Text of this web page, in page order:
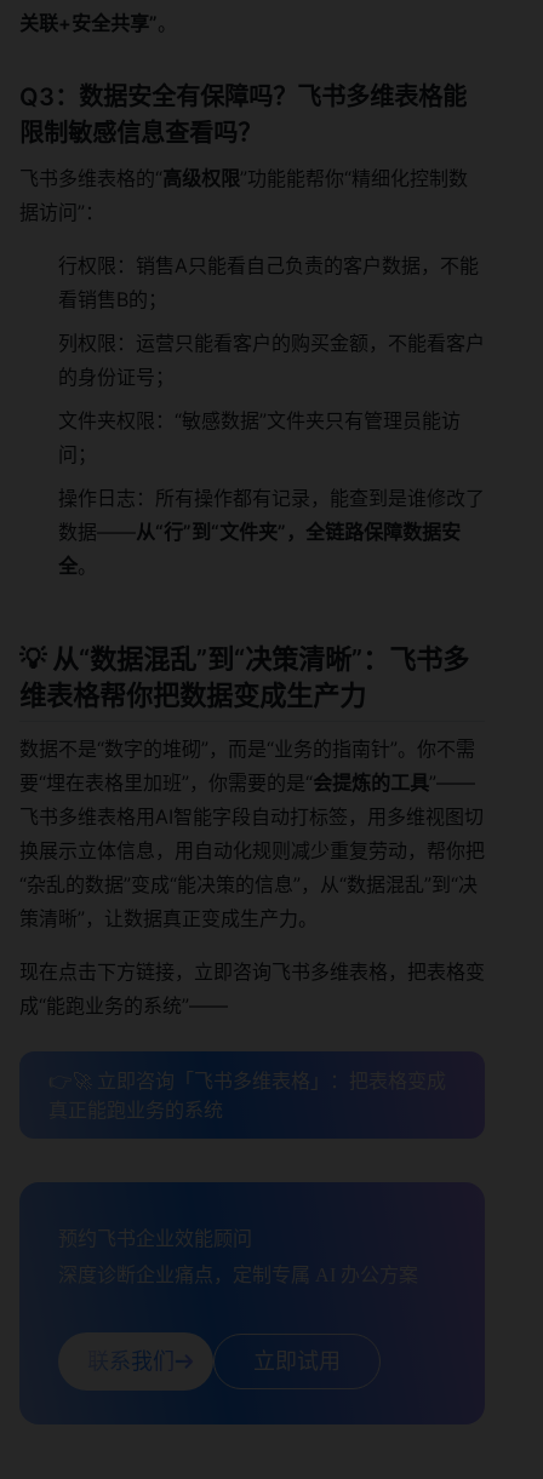
关联+安全共享”。
Q3：数据安全有保障吗？飞书多维表格能
限制敏感信息查看吗？
飞书多维表格的“高级权限”功能能帮你“精细化控制数
据访问”：
行权限：销售A只能看自己负责的客户数据，不能
看销售B的；
列权限：运营只能看客户的购买金额，不能看客户
的身份证号；
文件夹权限：“敏感数据”文件夹只有管理员能访
问；
操作日志：所有操作都有记录，能查到是谁修改了
数据—— 从“行”到“文件夹”，全链路保障数据安
全。
💡 从“数据混乱”到“决策清晰”：飞书多
维表格帮你把数据变成生产力
数据不是“数字的堆砌”，而是“业务的指南针”。你不需
要“埋在表格里加班”，你需要的是“会提炼的工具”——
飞书多维表格用AI智能字段自动打标签，用多维视图切
换展示立体信息，用自动化规则减少重复劳动，帮你把
“杂乱的数据”变成“能决策的信息”，从“数据混乱”到“决
策清晰”，让数据真正变成生产力。
现在点击下方链接，立即咨询飞书多维表格，把表格变
成“能跑业务的系统”——
👉🚀 立即咨询「飞书多维表格」：把表格变成
真正能跑业务的系统
预约飞书企业效能顾问
深度诊断企业痛点，定制专属 AI 办公方案
联系我们 立即试用